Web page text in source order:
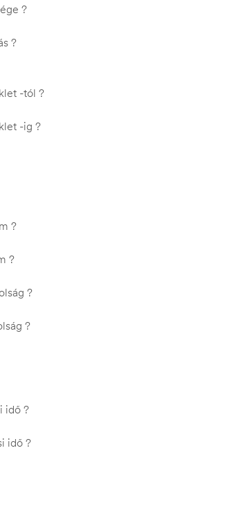
?
?
-tól ?
-ig ?
?
?
?
?
idő ?
idő ?